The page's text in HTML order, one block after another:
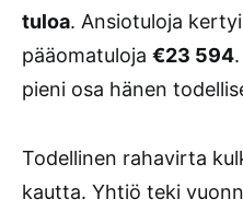
tuloa. Ansiotuloja kertyi
pääomatuloja €23 594
pieni osa hänen
Todellinen rahavirta
kautta. Yhtiö teki